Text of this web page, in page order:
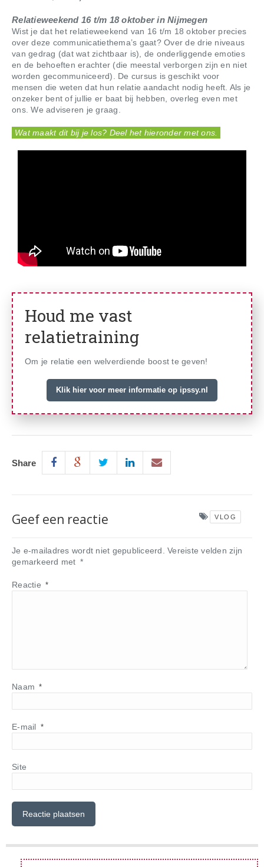
Relatieweekend 16 t/m 18 oktober in Nijmegen
Wist je dat het relatieweekend van 16 t/m 18 oktober precies
over deze communicatiethema’s gaat? Over de drie niveaus
van gedrag (dat wat zichtbaar is), de onderliggende emoties
en de behoeften erachter (die meestal verborgen zijn en niet
worden gecommuniceerd). De cursus is geschikt voor
mensen die weten dat hun relatie aandacht nodig heeft. Als je
onzeker bent of jullie er baat bij hebben, overleg even met
ons. We adviseren je graag.
Wat maakt dit bij je los? Deel het hieronder met ons.
Houd me vast
relatietraining
Om je relatie een welverdiende boost te geven!
Klik hier voor meer informatie op ipssy.nl
Share
VLOG
Geef een reactie
Je e-mailadres wordt niet gepubliceerd.
Vereiste velden zijn
gemarkeerd met *
Reactie *
Naam *
E-mail *
Site